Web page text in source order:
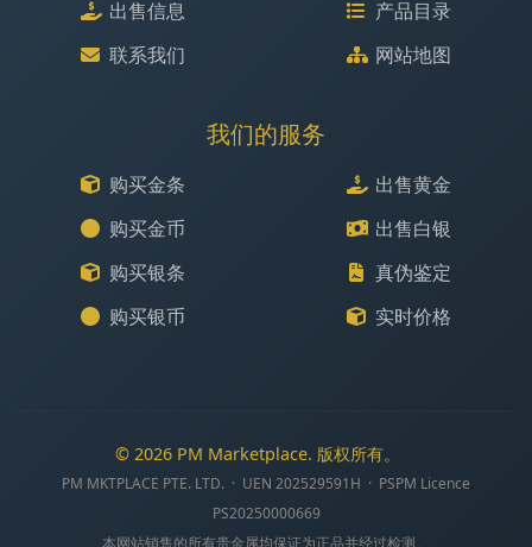
出售信息
联系我们
产品目录
网站地图
我们的服务
购买金条
购买金币
购买银条
购买银币
出售黄金
出售白银
真伪鉴定
实时价格
© 2026 PM Marketplace. 版权所有。
PM MKTPLACE PTE. LTD. · UEN 202529591H · PSPM Licence
PS20250000669
本网站销售的所有贵金属均保证为正品并经过检测。